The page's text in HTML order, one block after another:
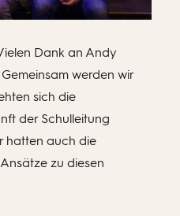
Dank an Andy
werden wir
sich die
der Schulleitung
hatten auch die
zu diesen